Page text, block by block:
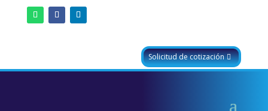
Solicitud de cotización